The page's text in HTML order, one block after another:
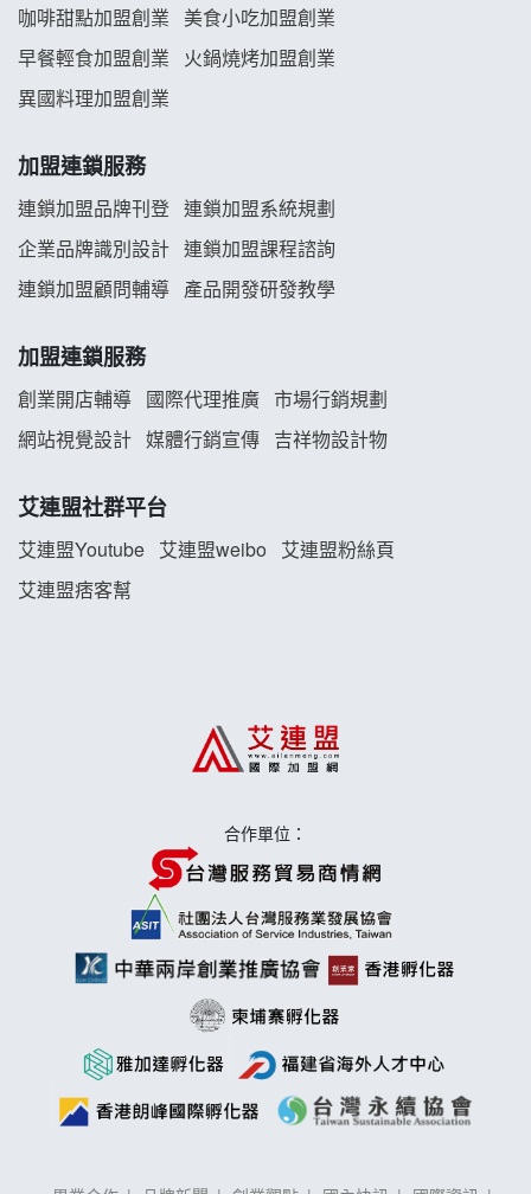
阿性情趣無人販售所加盟明會
龍涎居好湯加盟說明會
韓金量加盟說明會
義氣豐發雞加盟說明會
白鬍泡泡 BOHO POPO加盟說明會
雞咕雞咕加盟說明會
TEA TOP加盟說明會
珍好味臭臭鍋加盟說明會
藍象廷泰式火鍋加盟說明會
手作功夫茶加盟說明會
咖啡甜點加盟創業
美食小吃加盟創業
早餐輕食加盟創業
火鍋燒烤加盟創業
異國料理加盟創業
加盟連鎖服務
連鎖加盟品牌刊登 連鎖加盟系統規劃
企業品牌識別設計 連鎖加盟課程諮詢
連鎖加盟顧問輔導 產品開發研發教學
加盟連鎖服務
創業開店輔導 國際代理推廣 市場行銷規劃
網站視覺設計 媒體行銷宣傳 吉祥物設計物
艾連盟社群平台
艾連盟Youtube 艾連盟weibo
艾連盟粉絲頁
艾連盟痞客幫
合作單位：